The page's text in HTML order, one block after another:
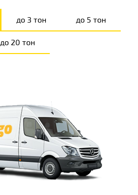
до 3 тон до 5 тон
до 20 тон